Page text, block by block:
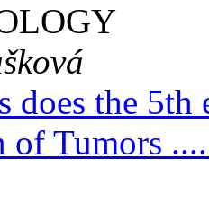
does the
of Tumors